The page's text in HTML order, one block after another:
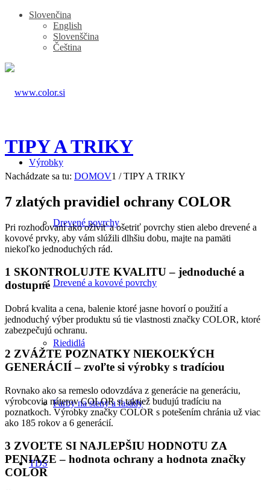
Slovenčina
English
Slovenščina
Čeština
Výrobky
Drevené povrchy
Drevené a kovové povrchy
Riedidlá
Farby na steny a fasády
TDS
TIPY A TRIKY
Nachádzate sa tu: DOMOV1 / TIPY A TRIKY
7 zlatých pravidiel ochrany COLOR
Pri rozhodovaní ako oživiť a ošetriť povrchy stien alebo drevené a
kovové prvky, aby vám slúžili dlhšiu dobu, majte na pamäti
niekoľko jednoduchých rád.
1 SKONTROLUJTE KVALITU– jednoduché a
dostupné
Dobrá kvalita a cena, balenie ktoré jasne hovorí o použití a
jednoduchý výber produktu sú tie vlastnosti značky COLOR, ktoré
zabezpečujú ochranu.
2 ZVÁŽTE POZNATKY NIEKOĽKÝCH
GENERÁCIÍ– zvoľte si výrobky s tradíciou
Rovnako ako sa remeslo odovzdáva z generácie na generáciu,
výrobcovia náterov COLOR si taktiež budujú tradíciu na
poznatkoch. Výrobky značky COLOR s potešením chránia už viac
ako 185 rokov a 6 generácií.
3 ZVOĽTE SI NAJLEPŠIU HODNOTU ZA
PENIAZE– hodnota ochrany a hodnota značky
COLOR